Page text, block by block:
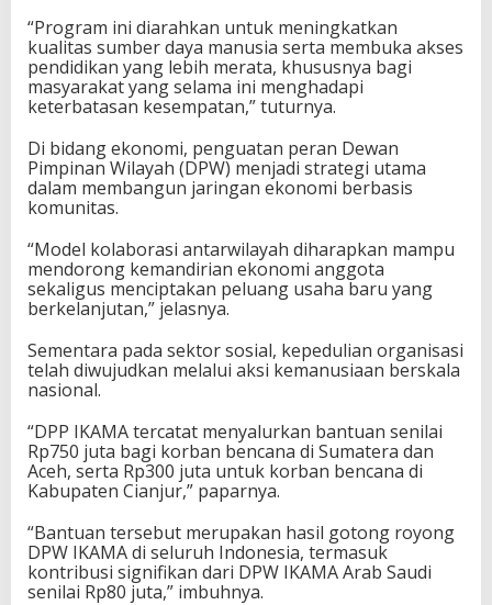
“Program ini diarahkan untuk meningkatkan
kualitas sumber daya manusia serta membuka akses
pendidikan yang lebih merata, khususnya bagi
masyarakat yang selama ini menghadapi
keterbatasan kesempatan,” tuturnya.
Di bidang ekonomi, penguatan peran Dewan
Pimpinan Wilayah (DPW) menjadi strategi utama
dalam membangun jaringan ekonomi berbasis
komunitas.
“Model kolaborasi antarwilayah diharapkan mampu
mendorong kemandirian ekonomi anggota
sekaligus menciptakan peluang usaha baru yang
berkelanjutan,” jelasnya.
Sementara pada sektor sosial, kepedulian organisasi
telah diwujudkan melalui aksi kemanusiaan berskala
nasional.
“DPP IKAMA tercatat menyalurkan bantuan senilai
Rp750 juta bagi korban bencana di Sumatera dan
Aceh, serta Rp300 juta untuk korban bencana di
Kabupaten Cianjur,” paparnya.
“Bantuan tersebut merupakan hasil gotong royong
DPW IKAMA di seluruh Indonesia, termasuk
kontribusi signifikan dari DPW IKAMA Arab Saudi
senilai Rp80 juta,” imbuhnya.